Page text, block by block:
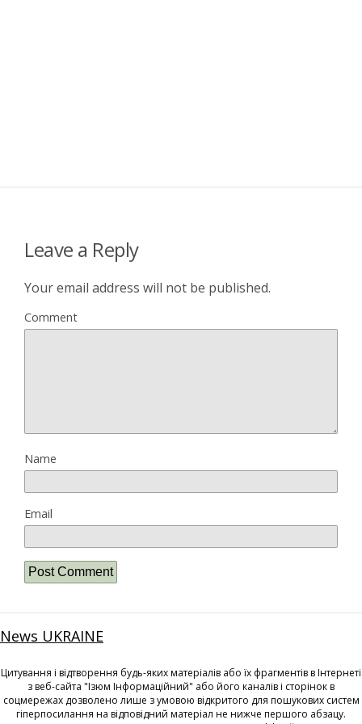
Leave a Reply
Your email address will not be published.
Comment
Name
Email
News UKRAINE
Цитування і відтворення будь-яких матеріалів або їх фрагментів в Інтернеті
з веб-сайта "Ізюм Інформаційний" або його каналів і сторінок в
соцмережах дозволено лише з умовою відкритого для пошукових систем
гіперпосилання на відповідний матеріал не нижче першого абзацу.